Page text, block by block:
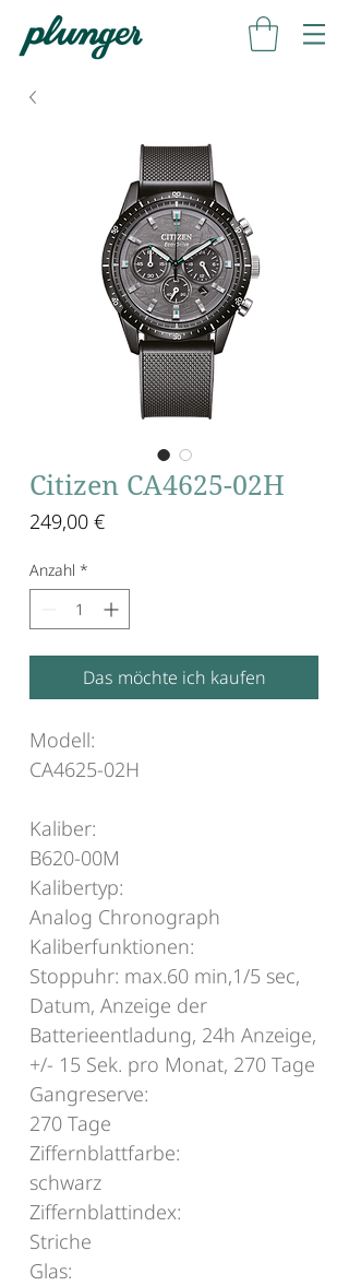
Citizen CA4625-02H
249,00 €Preis
Anzahl *
Das möchte ich kaufen
Modell:
CA4625-02H
Kaliber:
B620-00M
Kalibertyp:
Analog Chronograph
Kaliberfunktionen:
Stoppuhr: max.60 min,1/5 sec,
Datum, Anzeige der
Batterieentladung, 24h Anzeige,
+/- 15 Sek. pro Monat, 270 Tage
Gangreserve:
270 Tage
Ziffernblattfarbe:
schwarz
Ziffernblattindex:
Striche
Glas: